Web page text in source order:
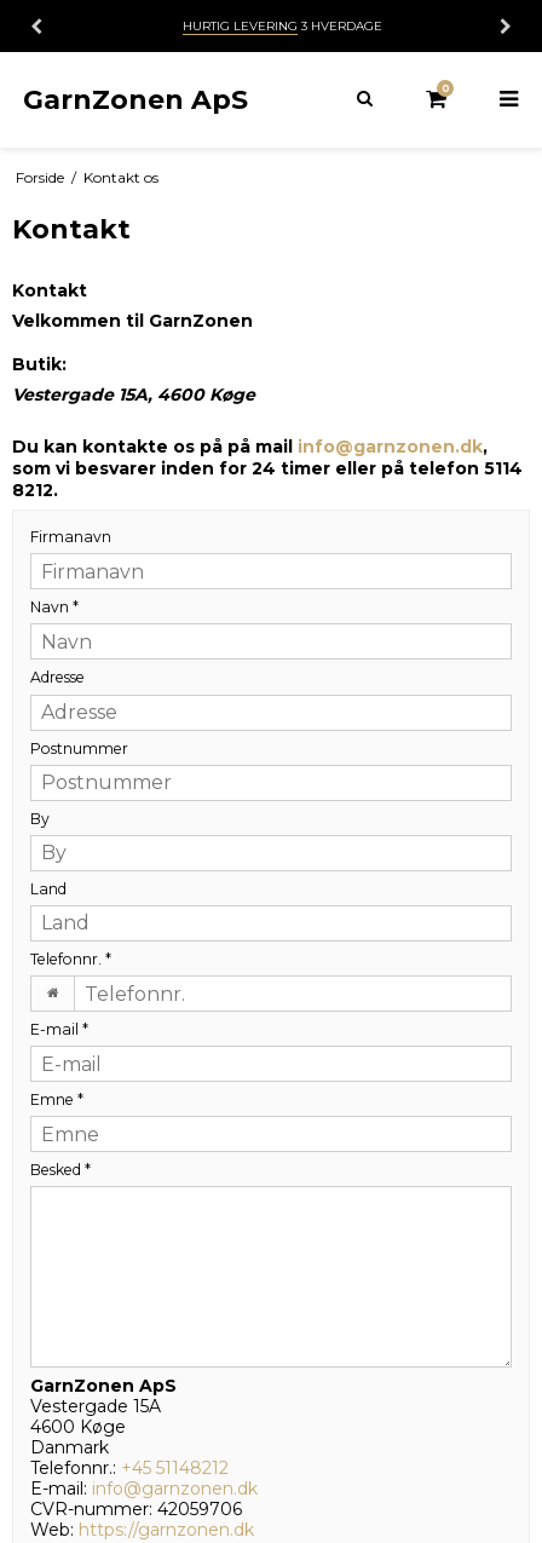
HURTIG LEVERING 3 HVERDAGE
GarnZonen ApS 0
Forside / Kontakt os
Kontakt
Kontakt
Velkommen til GarnZonen
Butik:
Vestergade 15A, 4600 Køge
Du kan kontakte os på på mail info@garnzonen.dk,
som vi besvarer inden for 24 timer eller på telefon 5114
8212.
Firmanavn
Navn *
Adresse
Postnummer
By
Land
Telefonnr. *
E-mail *
Emne *
Besked *
GarnZonen ApS
Vestergade 15A
4600 Køge
Danmark
Telefonnr.: +45 51148212
E-mail: info@garnzonen.dk
CVR-nummer: 42059706
Web: https://garnzonen.dk